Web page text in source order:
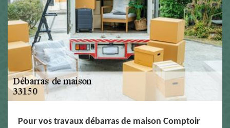
Pour vos travaux débarras de maison Comptoir